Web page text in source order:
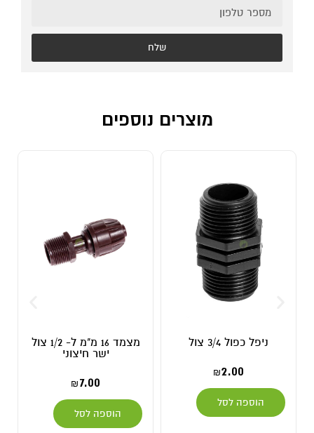
שלח
מוצרים נוספים
ניפל כפול 3/4 צול
₪2.00
הוספה לסל
מצמד 16 מ"מ ל- 1/2 צול
ישר חיצוני
₪7.00
הוספה לסל